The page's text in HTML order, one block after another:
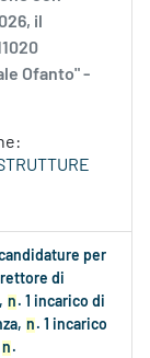
il
Ofanto" -
per
di
n . 1 incarico di
n . 1 incarico
n .